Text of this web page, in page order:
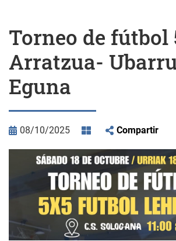
Torneo de fútbol
Arratzua-
Eguna
08/10/2025 Compartir